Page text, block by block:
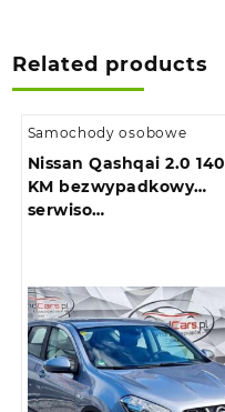
Related products
Samochody osobowe
Nissan Qashqai 2.0 140
KM bezwypadkowy
serwiso…